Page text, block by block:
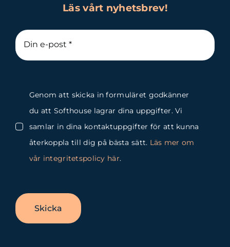
Läs vårt nyhetsbrev!
Genom att skicka in formuläret godkänner
du att Softhouse lagrar dina uppgifter. Vi
samlar in dina kontaktuppgifter för att kunna
återkoppla till dig på bästa sätt. Läs mer om
vår integritetspolicy här.
Skicka